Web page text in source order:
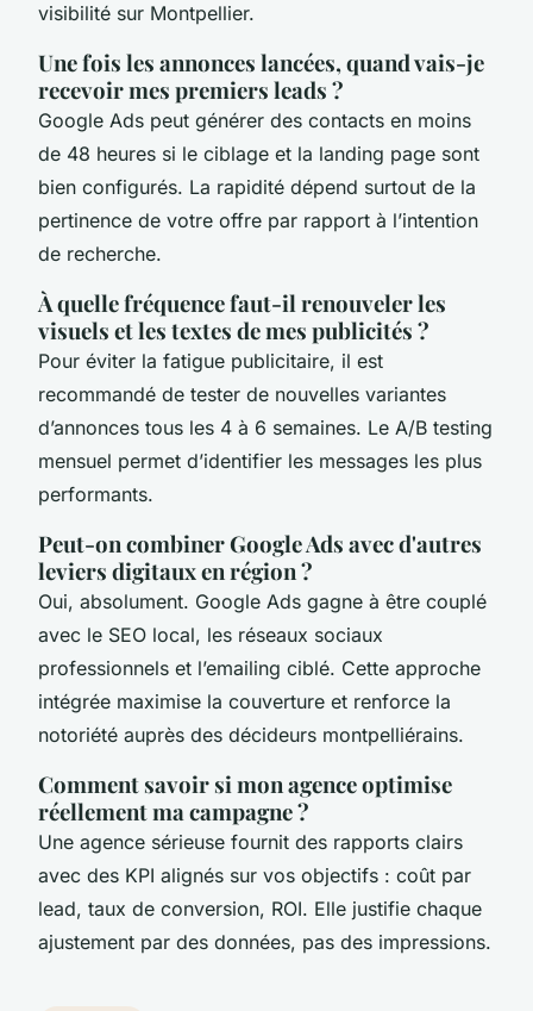
visibilité sur Montpellier.
Une fois les annonces lancées, quand vais-je
recevoir mes premiers leads ?
Google Ads peut générer des contacts en moins
de 48 heures si le ciblage et la landing page sont
bien configurés. La rapidité dépend surtout de la
pertinence de votre offre par rapport à l’intention
de recherche.
À quelle fréquence faut-il renouveler les
visuels et les textes de mes publicités ?
Pour éviter la fatigue publicitaire, il est
recommandé de tester de nouvelles variantes
d’annonces tous les 4 à 6 semaines. Le A/B testing
mensuel permet d’identifier les messages les plus
performants.
Peut-on combiner Google Ads avec d'autres
leviers digitaux en région ?
Oui, absolument. Google Ads gagne à être couplé
avec le SEO local, les réseaux sociaux
professionnels et l’emailing ciblé. Cette approche
intégrée maximise la couverture et renforce la
notoriété auprès des décideurs montpelliérains.
Comment savoir si mon agence optimise
réellement ma campagne ?
Une agence sérieuse fournit des rapports clairs
avec des KPI alignés sur vos objectifs : coût par
lead, taux de conversion, ROI. Elle justifie chaque
ajustement par des données, pas des impressions.